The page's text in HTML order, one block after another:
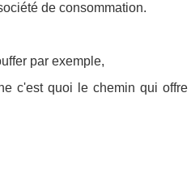
de consommation.
par exemple,
c'est quoi le chemin qui offre